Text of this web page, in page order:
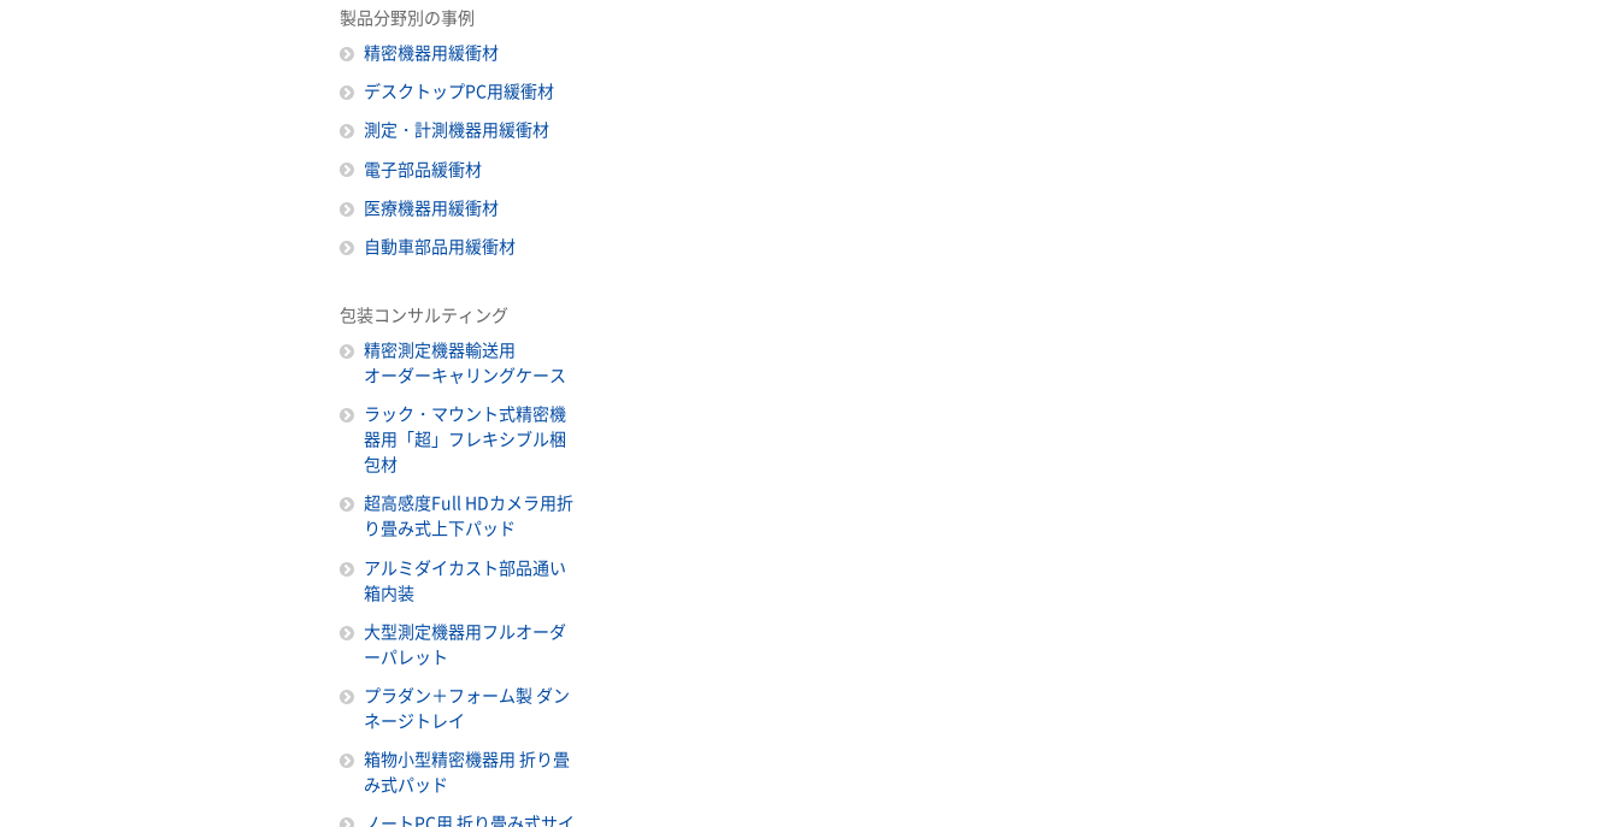
製品分野別の事例
精密機器用緩衝材
デスクトップPC用緩衝材
測定・計測機器用緩衝材
電子部品緩衝材
医療機器用緩衝材
自動車部品用緩衝材
包装コンサルティング
精密測定機器輸送用
オーダーキャリングケース
ラック・マウント式精密機
器用「超」フレキシブル梱
包材
超高感度Full HDカメラ用折
り畳み式上下パッド
アルミダイカスト部品通い
箱内装
大型測定機器用フルオーダ
ーパレット
プラダン＋フォーム製 ダン
ネージトレイ
箱物小型精密機器用 折り畳
み式パッド